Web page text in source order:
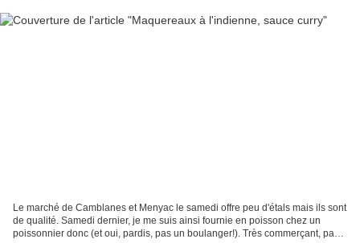
Le marché de Camblanes et Menyac le samedi offre peu d'étals mais ils sont
de qualité. Samedi dernier, je me suis ainsi fournie en poisson chez un
poissonnier donc (et oui, pardis, pas un boulanger!). Très commerçant, pas